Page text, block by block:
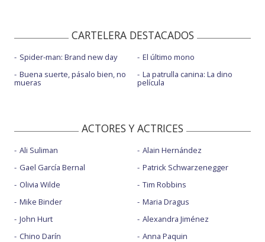
CARTELERA DESTACADOS
Spider-man: Brand new day
Buena suerte, pásalo bien, no
mueras
El último mono
La patrulla canina: La dino
película
ACTORES Y ACTRICES
Ali Suliman
Gael García Bernal
Olivia Wilde
Mike Binder
John Hurt
Chino Darín
Alain Hernández
Patrick Schwarzenegger
Tim Robbins
Maria Dragus
Alexandra Jiménez
Anna Paquin